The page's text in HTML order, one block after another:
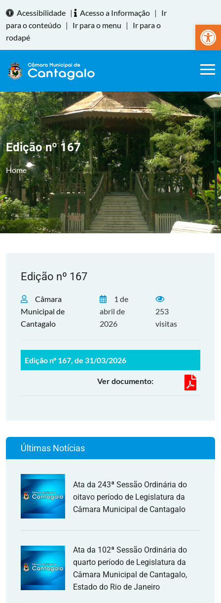
Abrir
Acessibilidade | Acesso a Informação |
Ir
para o conteúdo | Ir para o menu |
Ir para o
rodapé
Edição nº 167
Home
Edição nº 167
Câmara
Municipal de
Cantagalo
1 de
abril de
2026
253
visitas
Edição nº 167, de 31/03/2026
Ver documento:
Últimas Notícias
Ata da 243ª Sessão Ordinária do
oitavo período de Legislatura da
Câmara Municipal de Cantagalo
Ata da 102ª Sessão Ordinária do
quarto período de Legislatura da
Câmara Municipal de Cantagalo,
Estado do Rio de Janeiro